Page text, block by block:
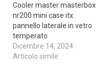
Cooler master masterbox
nr200 mini case itx
pannello laterale in vetro
temperato
Dicembre 14, 2024
Articolo simile